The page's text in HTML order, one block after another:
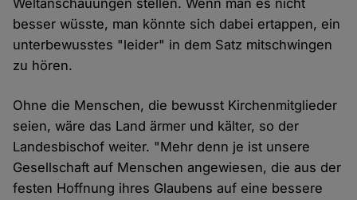
Weltanschauungen stellen. Wenn man es nicht
besser wüsste, man könnte sich dabei ertappen, ein
unterbewusstes "leider" in dem Satz mitschwingen
zu hören.
Ohne die Menschen, die bewusst Kirchenmitglieder
seien, wäre das Land ärmer und kälter, so der
Landesbischof weiter. "Mehr denn je ist unsere
Gesellschaft auf Menschen angewiesen, die aus der
festen Hoffnung ihres Glaubens auf eine bessere